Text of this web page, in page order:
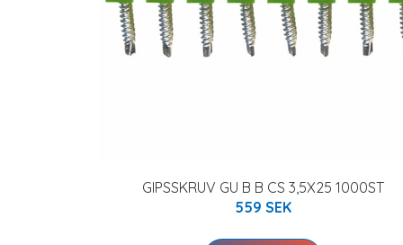
GIPSSKRUV GU B B CS 3,5X25 1000ST
559 SEK